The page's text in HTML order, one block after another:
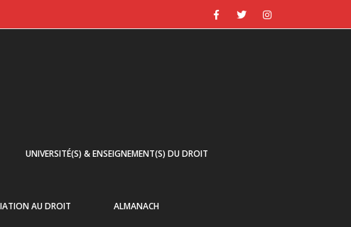
UNIVERSITÉ(S) & ENSEIGNEMENT(S) DU DROIT
AU DROIT ALMANACH